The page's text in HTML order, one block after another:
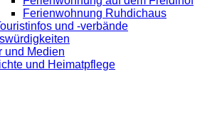
Ferienwohnung Ruhdichaus
und -verbände
und Medien
und Heimatpflege